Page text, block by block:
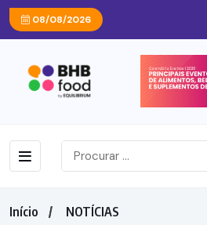
08/08/2026
Início
NOTÍCIAS